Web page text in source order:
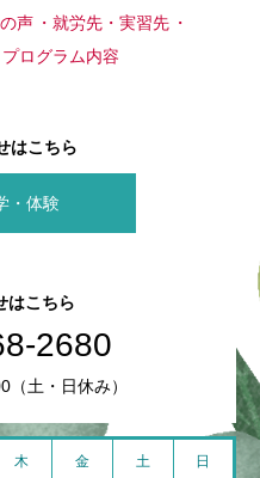
声
就労先・実習先
プログラム内容
はこちら
・体験
はこちら
2680
土・日休み）
木 金 土 日